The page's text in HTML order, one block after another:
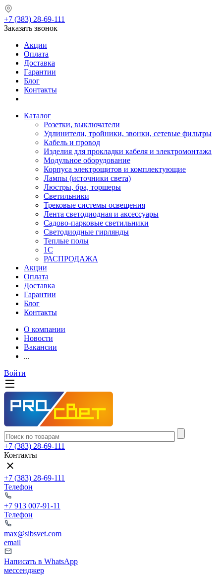
+7 (383) 28-69-111
Заказать звонок
Акции
Оплата
Доставка
Гарантии
Блог
Контакты
Каталог
Розетки, выключатели
Удлинители, тройники, звонки, сетевые фильтры
Кабель и провод
Изделия для прокладки кабеля и электромонтажа
Модульное оборудование
Корпуса электрощитов и комплектующие
Лампы (источники света)
Люстры, бра, торшеры
Светильники
Трековые системы освещения
Лента светодиодная и аксессуары
Садово-парковые светильники
Светодиодные гирлянды
Теплые полы
1С
РАСПРОДАЖА
Акции
Оплата
Доставка
Гарантии
Блог
Контакты
О компании
Новости
Вакансии
...
Войти
+7 (383) 28-69-111
Контакты
+7 (383) 28-69-111
Телефон
+7 913 007-91-11
Телефон
max@sibsvet.com
email
Написать в WhatsApp
мессенджер